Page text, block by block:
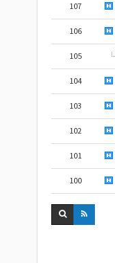
107
106
105
104
103
102
101
100